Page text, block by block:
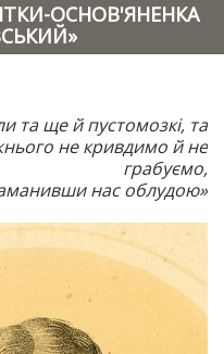
ОСНОВ'ЯНЕНКА
та ще й пустомозкі, та
не кривдимо й не
грабуємо,
нас облудою»